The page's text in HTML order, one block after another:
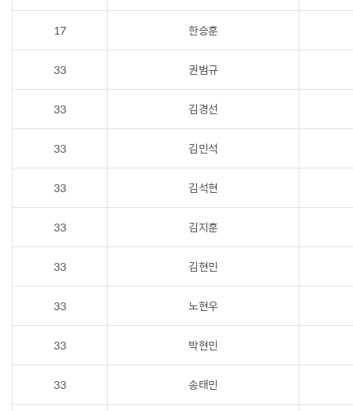
17 한승훈
33 권범규
33 김경선
33 김민석
33 김석현
33 김지훈
33 김현민
33 노현우
33 박현민
33 송태민